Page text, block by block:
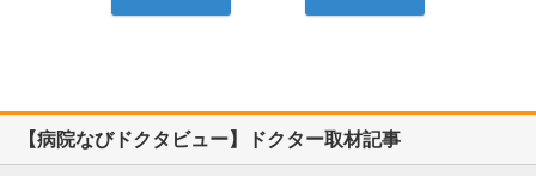
【病院なびドクタビュー】ドクター取材記事